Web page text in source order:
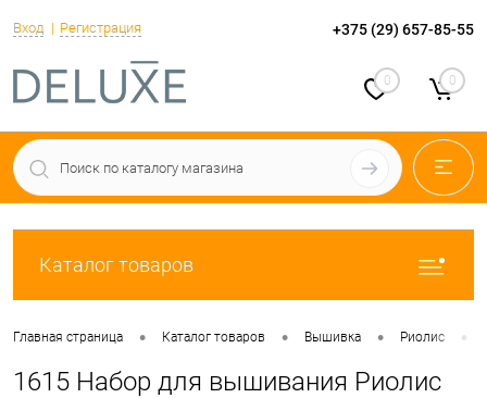
Вход Регистрация +375 (29) 657-85-55
0 0
Каталог товаров
Главная страница • Каталог товаров • Вышивка • Риолис •
1615 Набор для вышивания Риолис